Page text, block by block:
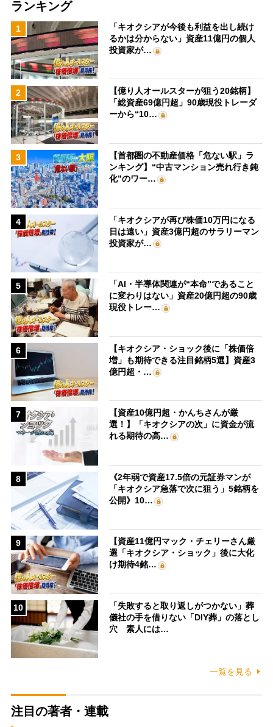
ランキング
1
「キオクシアが今後も利益を出し続け
るかは分からない」資産11億円の個人
投資家が…
2
【億り人オールスターが狙う20銘柄】
「総資産69億円超」90歳現役トレーダ
ーから“10…
3
【首都圏の不動産価格「危ない駅」ラ
ンキング】“中古マンション売れ行き鈍
化”のワー…
4
「キオクシアが再び株価10万円になる
日は遠い」資産3億円超のサラリーマン
投資家が…
5
「AI・半導体関連が“本命”であること
に変わりはない」資産20億円超の90歳
現役トレー…
6
【キオクシア・ショック後に「株価倍
増」も期待できる注目銘柄5選】資産3
億円超・…
7
【資産10億円超・かんちさんが厳
選！】「キオクシアの次」に資金が流
れる期待の高…
8
《2年弱で資産17.5倍の元証券マンが
「キオクシア急落で次に狙う」5銘柄を
公開》10…
9
【資産11億円マック・チェリーさん厳
選「キオクシア・ショック」後に大化
け期待4銘…
10
「失敗すると取り返しがつかない」葬
儀社の手を借りない「DIY葬」の落とし
穴 素人には…
一覧を見る
注目の著者・連載